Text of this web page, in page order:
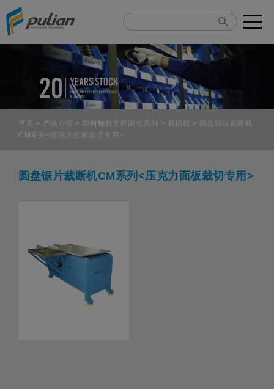
首页 > 产品介绍 > 塑料制程立即回收系列 > 裁切机
> 圆盘锯片裁断机
CM系列<压克力面板裁切专用>
圆盘锯片裁断机CM系列<压克力面板裁切专用>
Cookie管理面板